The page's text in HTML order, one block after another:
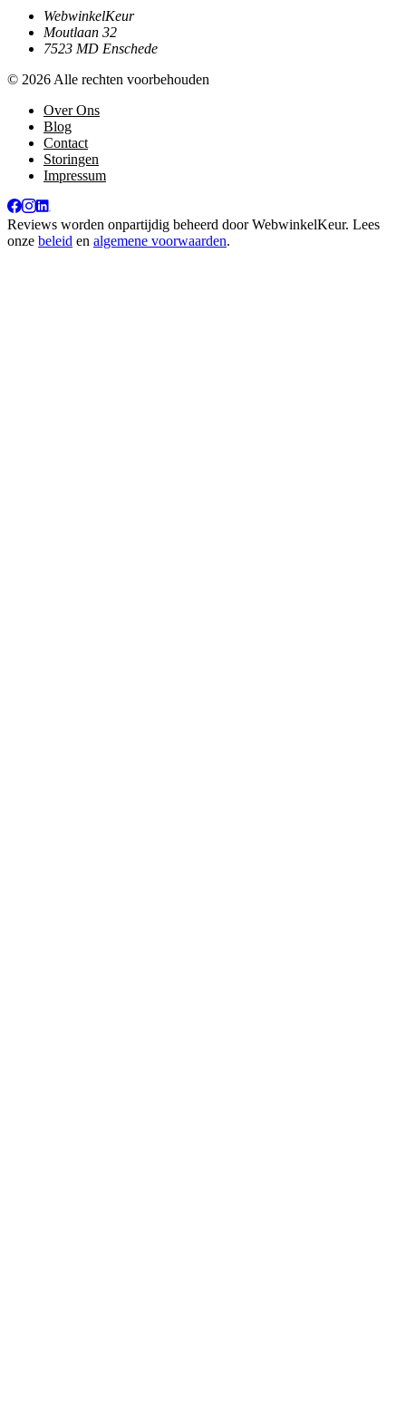
WebwinkelKeur
Moutlaan 32
7523 MD Enschede
© 2026 Alle rechten voorbehouden
Over Ons
Blog
Contact
Storingen
Impressum
Reviews worden onpartijdig beheerd doorWebwinkelKeur. Lees
onze beleid en algemene voorwaarden.